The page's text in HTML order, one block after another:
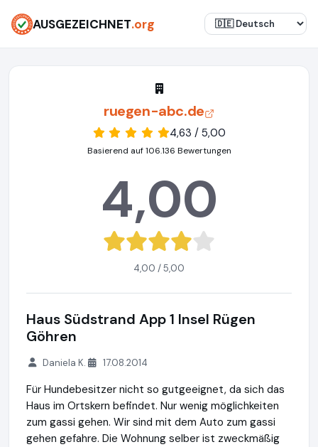
AUSGEZEICHNET.org
ruegen-abc.de
4,63 / 5,00
Basierend auf 106.136 Bewertungen
4,00
4,00 / 5,00
Haus Südstrand App 1 Insel Rügen
Göhren
Daniela K. 17.08.2014
Für Hundebesitzer nicht so gutgeeignet, da sich das
Haus im Ortskern befindet. Nur wenig möglichkeiten
zum gassi gehen. Wir sind mit dem Auto zum gassi
gehen gefahre. Die Wohnung selber ist zweckmäßig